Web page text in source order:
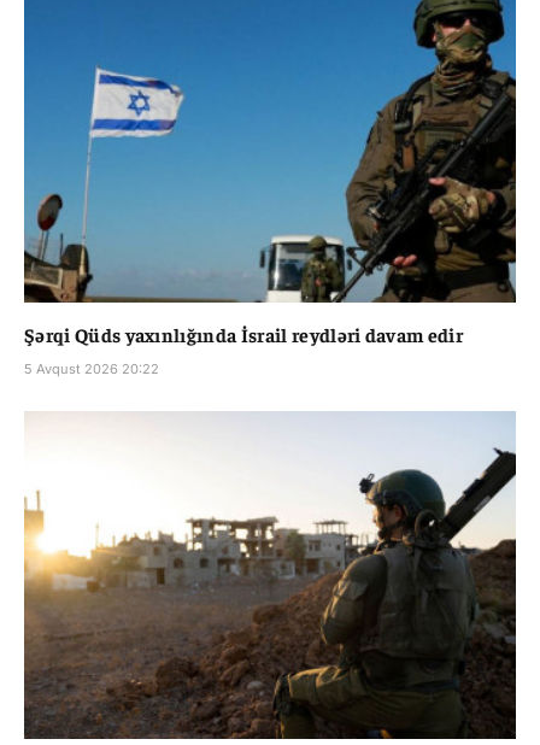
Şərqi Qüds yaxınlığında İsrail reydləri davam edir
5 Avqust 2026 20:22